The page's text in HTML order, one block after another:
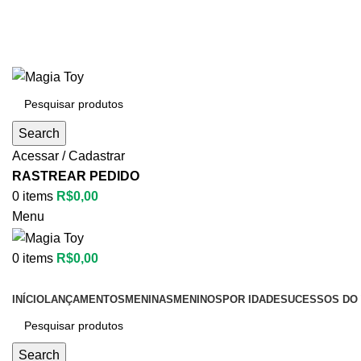
Search
Acessar / Cadastrar
RASTREAR PEDIDO
0 items R$0,00
Menu
0 items R$0,00
INÍCIOLANÇAMENTOSMENINASMENINOSPOR IDADESUCESSOS DO
Search